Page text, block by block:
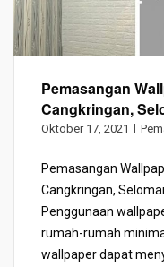
Pemasangan
Cangkringan,
Oktober 17, 2021
Pemasangan
Cangkringan,
Penggunaan
rumah-rumah
wallpaper dapat